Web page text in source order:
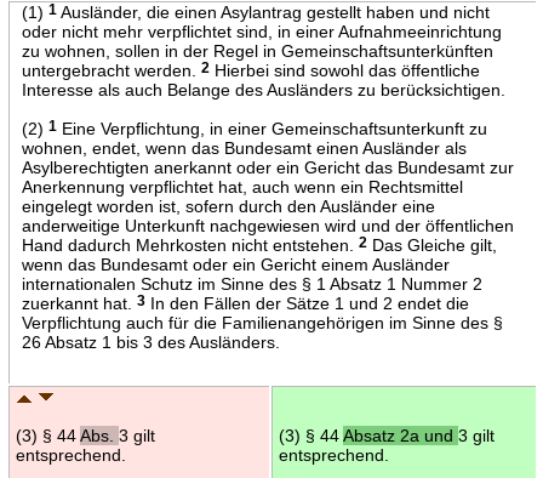
(1) 1Ausländer, die einen Asylantrag gestellt haben und nicht
oder nicht mehr verpflichtet sind, in einer Aufnahmeeinrichtung
zu wohnen, sollen in der Regel in Gemeinschaftsunterkünften
untergebracht werden.
2Hierbei sind sowohl das öffentliche
Interesse als auch Belange des Ausländers zu berücksichtigen.
(2) 1Eine Verpflichtung, in einer Gemeinschaftsunterkunft zu
wohnen, endet, wenn das Bundesamt einen Ausländer als
Asylberechtigten anerkannt oder ein Gericht das Bundesamt zur
Anerkennung verpflichtet hat, auch wenn ein Rechtsmittel
eingelegt worden ist, sofern durch den Ausländer eine
anderweitige Unterkunft nachgewiesen wird und der öffentlichen
Hand dadurch Mehrkosten nicht entstehen.
2Das Gleiche gilt,
wenn das Bundesamt oder ein Gericht einem Ausländer
internationalen Schutz im Sinne des § 1 Absatz 1 Nummer 2
zuerkannt hat.
3In den Fällen der Sätze 1 und 2 endet die
Verpflichtung auch für die Familienangehörigen im Sinne des §
26 Absatz 1 bis 3 des Ausländers.
(3) § 44Abs. 3 gilt
entsprechend.
(3) § 44Absatz 2a und 3 gilt
entsprechend.